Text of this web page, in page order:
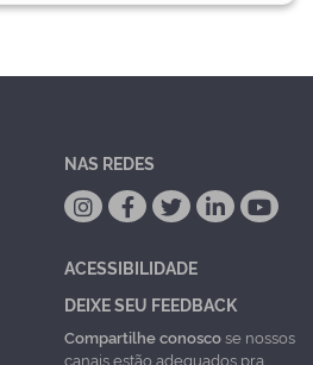
NAS REDES
ACESSIBILIDADE
DEIXE SEU FEEDBACK
Compartilhe conoscose nossos
canais estão adequados pra